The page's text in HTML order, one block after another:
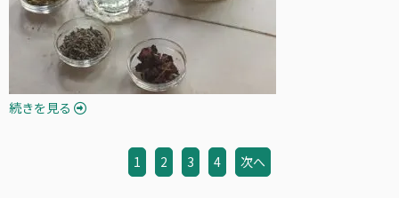
続きを見る
投稿ナビゲーション
1 2 3 4 次へ